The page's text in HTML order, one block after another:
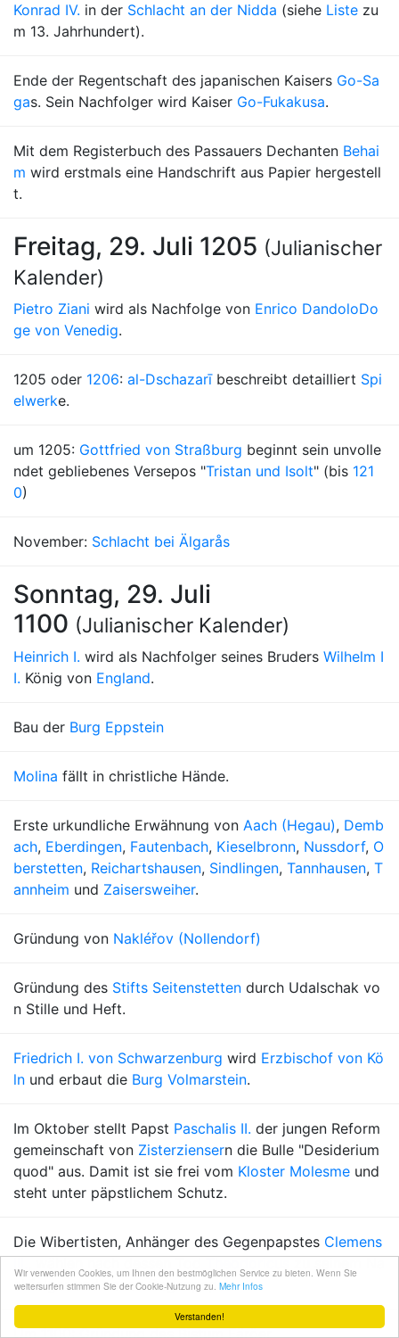
Verstanden!
Wir verwenden Cookies, um Ihnen den bestmöglichen Service zu bieten. Wenn Sie
weitersurfen stimmen Sie der Cookie-Nutzung zu. Mehr Infos
Konrad IV. in der Schlacht an der Nidda (siehe Liste zu
m 13. Jahrhundert).
Ende der Regentschaft des japanischen Kaisers Go-Sa
gas. Sein Nachfolger wird Kaiser Go-Fukakusa.
Mit dem Registerbuch des Passauers Dechanten Behai
m wird erstmals eine Handschrift aus Papier hergestell
t.
Freitag, 29. Juli 1205 (Julianischer
Kalender)
Pietro Ziani wird als Nachfolge von Enrico DandoloDo
ge von Venedig.
1205 oder 1206: al-Dschazarībeschreibt detailliert Spi
elwerke.
um 1205: Gottfried von Straßburg beginnt sein unvolle
ndet gebliebenes Versepos "Tristan und Isolt" (bis 121
0)
November: Schlacht bei Älgarås
Sonntag, 29. Juli
1100 (Julianischer Kalender)
Heinrich I. wird als Nachfolger seines Bruders Wilhelm I
I. König von England.
Bau der Burg Eppstein
Molina fällt in christliche Hände.
Erste urkundliche Erwähnung von Aach (Hegau), Demb
ach, Eberdingen, Fautenbach, Kieselbronn, Nussdorf, O
berstetten, Reichartshausen, Sindlingen, Tannhausen, T
annheim und Zaisersweiher.
Gründung von Nakléřov (Nollendorf)
Gründung des Stifts Seitenstetten durch Udalschak vo
n Stille und Heft.
Friedrich I. von Schwarzenburg wird Erzbischof von Kö
ln und erbaut die Burg Volmarstein.
Im Oktober stellt Papst Paschalis II. der jungen Reform
gemeinschaft von Zisterziensern die Bulle "Desiderium
quod" aus. Damit ist sie frei vom Kloster Molesme und
steht unter päpstlichem Schutz.
Die Wibertisten, Anhänger des Gegenpapstes Clemens
chfolger und neuen Gegenpapst.
Um 1100: Gründung des Bistum Färöer